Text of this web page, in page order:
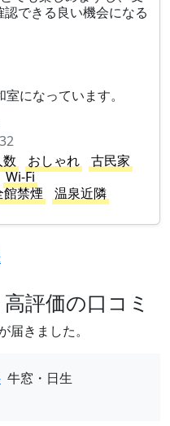
できる良い機会になる
になっています。
おしゃれ
古民家
Wi-Fi
館禁煙
温泉近隣
評価の口コミ
きました。
牛窓・日生